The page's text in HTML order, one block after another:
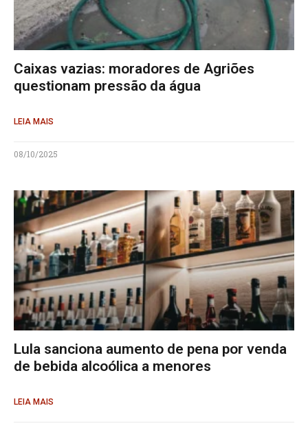
Caixas vazias: moradores de Agriões
questionam pressão da água
LEIA MAIS
08/10/2025
Lula sanciona aumento de pena por venda
de bebida alcoólica a menores
LEIA MAIS